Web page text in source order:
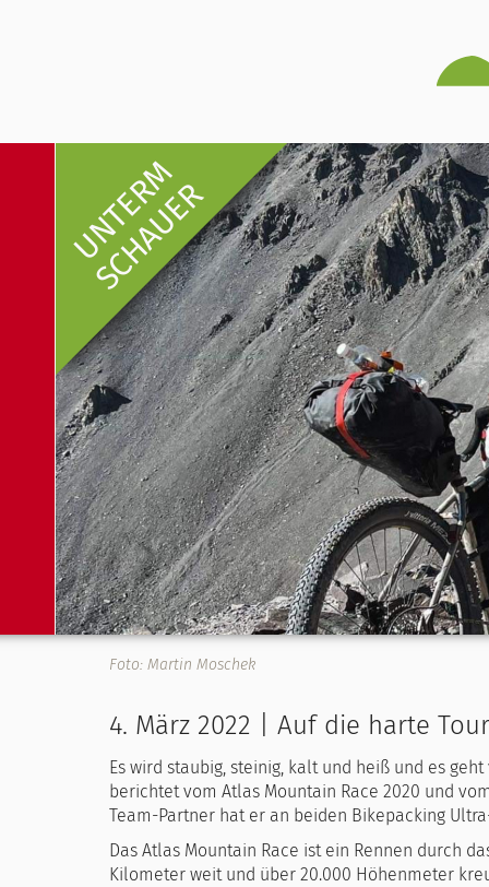
UNTERM
SCHAUER
Foto: Martin Moschek
4. März 2022 | Auf die harte
Es wird staubig, steinig, kalt und heiß und es
berichtet vom Atlas Mountain Race 2020 und
Team-Partner hat er an beiden Bikepacking
Das Atlas Mountain Race ist ein Rennen durch
Kilometer weit und über 20.000 Höhenmeter